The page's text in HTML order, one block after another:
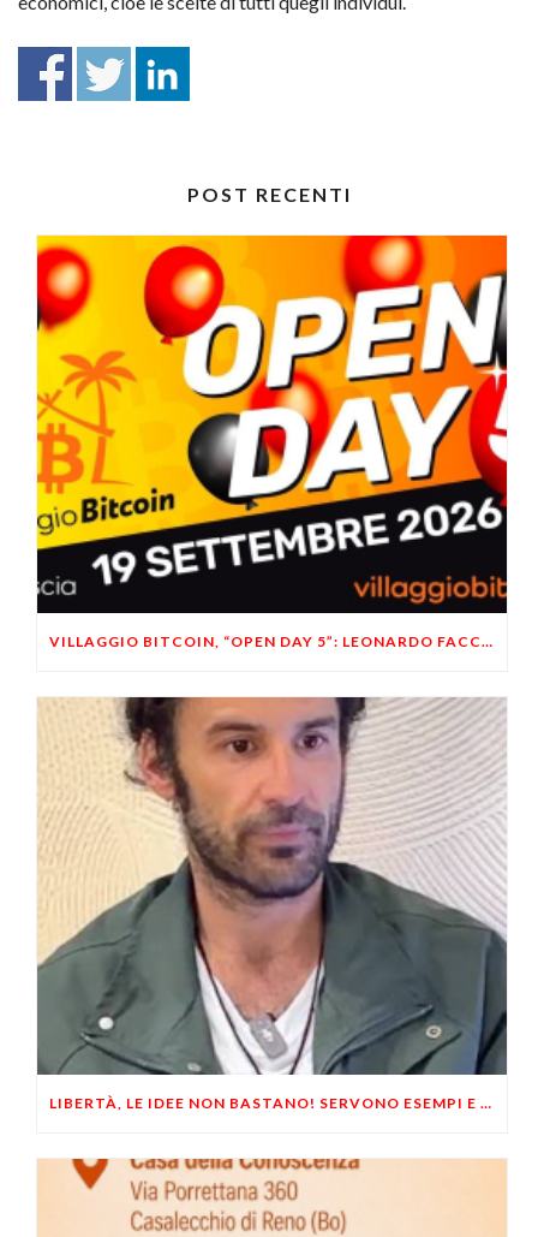
POST RECENTI
VILLAGGIO BITCOIN, “OPEN DAY 5”: LEONARDO FACCO OSPITE A BRESCIA
LIBERTÀ, LE IDEE NON BASTANO! SERVONO ESEMPI E UN PO’ DI COERENZA